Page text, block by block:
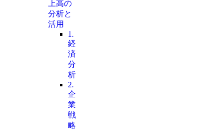
上高の
分析と
活用
1.
経
済
分
析
2.
企
業
戦
略